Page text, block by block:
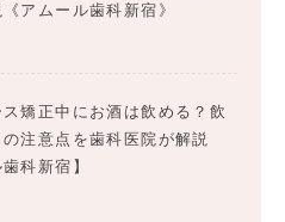
アムール歯科新宿》
矯正中にお酒は飲める？飲
注意点を歯科医院が解説
科新宿】